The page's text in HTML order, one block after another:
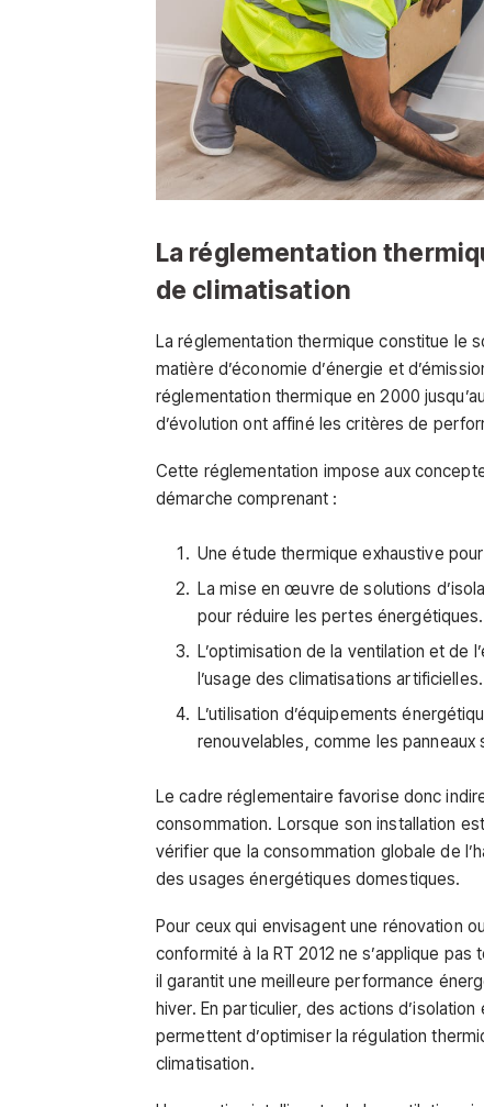
La réglementation
de climatisation
La réglementation thermique constitue le
matière d’économie d’énergie et
réglementation thermique en 2000
d’évolution ont affiné les critères de
Cette réglementation impose aux
démarche comprenant :
Une étude thermique exhaustive
La mise en œuvre de solutions
pour réduire les pertes énergétiques.
L’optimisation de la ventilation et de
l’usage des climatisations artificielles.
L’utilisation d’équipements
renouvelables, comme les panneaux
Le cadre réglementaire favorise donc
consommation. Lorsque son installation
vérifier que la consommation globale de
des usages énergétiques domestiques.
Pour ceux qui envisagent une rénovation
conformité à la RT 2012 ne s’applique
il garantit une meilleure performance
hiver. En particulier, des actions
permettent d’optimiser la régulation
climatisation.